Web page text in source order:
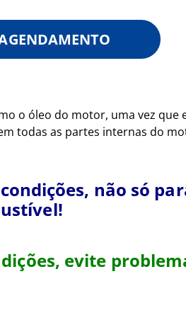
o óleo do motor, uma vez que
todas as partes internas do
não só
evite